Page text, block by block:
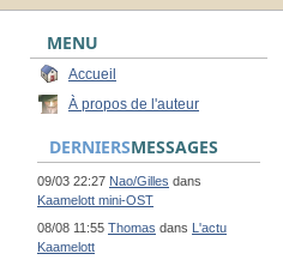
MENU
Accueil
À propos de l'auteur
DERNIERSMESSAGES
09/03 22:27 Nao/Gilles dans
Kaamelott mini-OST
08/08 11:55 Thomas dans L'actu
Kaamelott